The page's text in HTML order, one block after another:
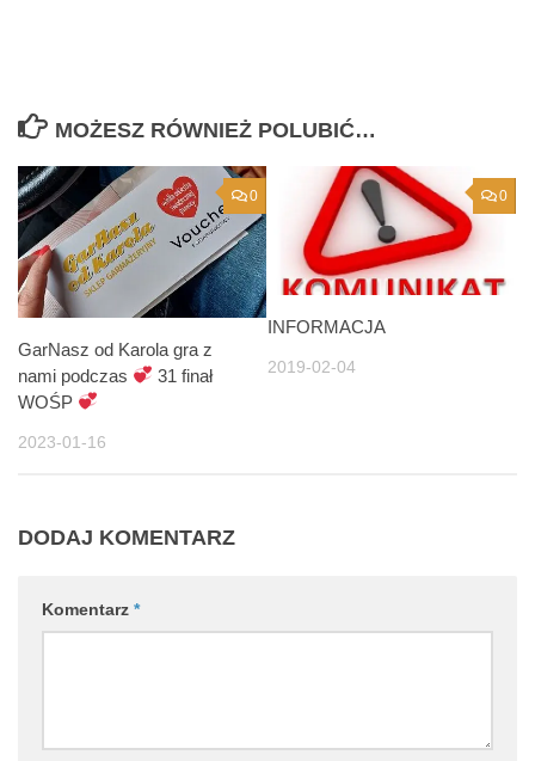
MOŻESZ RÓWNIEŻ POLUBIĆ…
0
GarNasz od Karola gra z
nami podczas
31 finał
WOŚP
2023-01-16
0
INFORMACJA
2019-02-04
DODAJ KOMENTARZ
Komentarz *